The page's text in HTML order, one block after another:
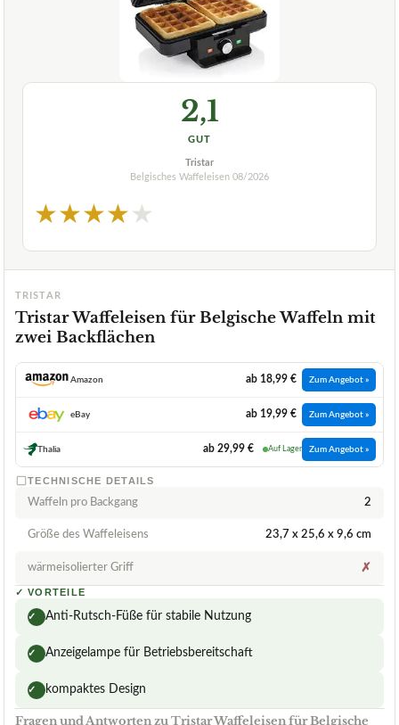
2,1
GUT
Tristar
Belgisches Waffeleisen 08/2026
★★★★★
TRISTAR
Tristar Waffeleisen für Belgische Waffeln mit
zwei Backflächen
Amazon ab 18,99 € Zum Angebot »
eBay ab 19,99 € Zum Angebot »
Thalia ab 29,99 € Auf Lager Zum Angebot »
TECHNISCHE DETAILS
Waffeln pro Backgang 2
Größe des Waffeleisens 23,7 x 25,6 x 9,6 cm
wärmeisolierter Griff ✗
✓ VORTEILE
✓ Anti-Rutsch-Füße für stabile Nutzung
✓ Anzeigelampe für Betriebsbereitschaft
✓ kompaktes Design
Fragen und Antworten zu Tristar Waffeleisen für Belgische